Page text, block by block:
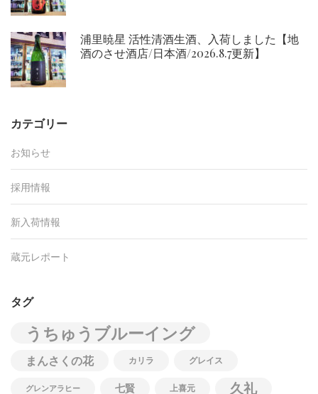
浦里暁星 活性清酒生酒、入荷しました【地
酒のさせ酒店/日本酒/2026.8.7更新】
カテゴリー
お知らせ
採用情報
新入荷情報
蔵元レポート
タグ
うちゅうブルーイング
まんさくの花 カリラ グレイス
グレンアラヒー 七賢 上喜元
久礼